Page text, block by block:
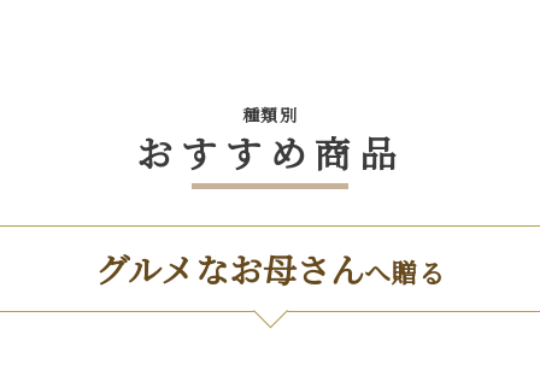
ギフトカテゴリー一覧
種類別
おすすめ商品
グルメなお母さんへ贈る